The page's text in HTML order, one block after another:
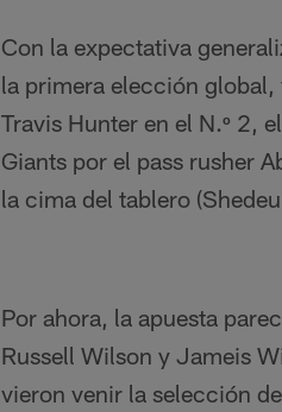
Con la expectativa
la primera elección
Travis Hunter en el N.º 2,
Giants por el pass rusher
la cima del tablero
Por ahora, la apuesta
Russell Wilson y Jameis
vieron venir la selección